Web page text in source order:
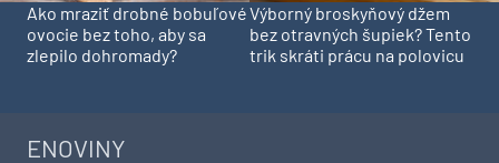
Ako mraziť drobné bobuľové
ovocie bez toho, aby sa
zlepilo dohromady?
Výborný broskyňový džem
bez otravných šupiek? Tento
trik skráti prácu na polovicu
ENOVINY